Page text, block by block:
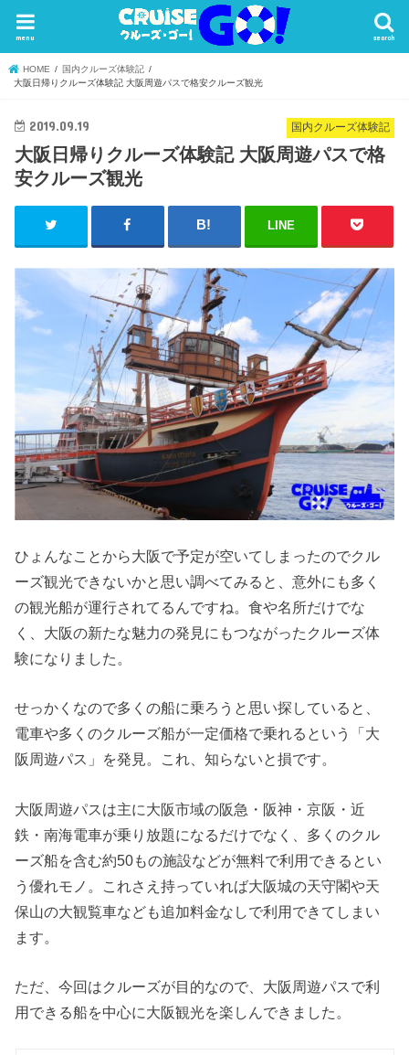
search
menu
HOME
国内クルーズ体験記
大阪日帰りクルーズ体験記 大阪周遊パスで格安クルーズ観光
国内クルーズ体験記
2019.09.19
大阪日帰りクルーズ体験記 大阪周遊パスで格
安クルーズ観光
LINE
ひょんなことから大阪で予定が空いてしまったのでクル
ーズ観光できないかと思い調べてみると、意外にも多く
の観光船が運行されてるんですね。食や名所だけでな
く、大阪の新たな魅力の発見にもつながったクルーズ体
験になりました。
せっかくなので多くの船に乗ろうと思い探していると、
電車や多くのクルーズ船が一定価格で乗れるという「大
阪周遊パス」を発見。これ、知らないと損です。
大阪周遊パスは主に大阪市域の阪急・阪神・京阪・近
鉄・南海電車が乗り放題になるだけでなく、多くのクル
ーズ船を含む約50もの施設などが無料で利用できるとい
う優れモノ。これさえ持っていれば大阪城の天守閣や天
保山の大観覧車なども追加料金なしで利用できてしまい
ます。
ただ、今回はクルーズが目的なので、大阪周遊パスで利
用できる船を中心に大阪観光を楽しんできました。